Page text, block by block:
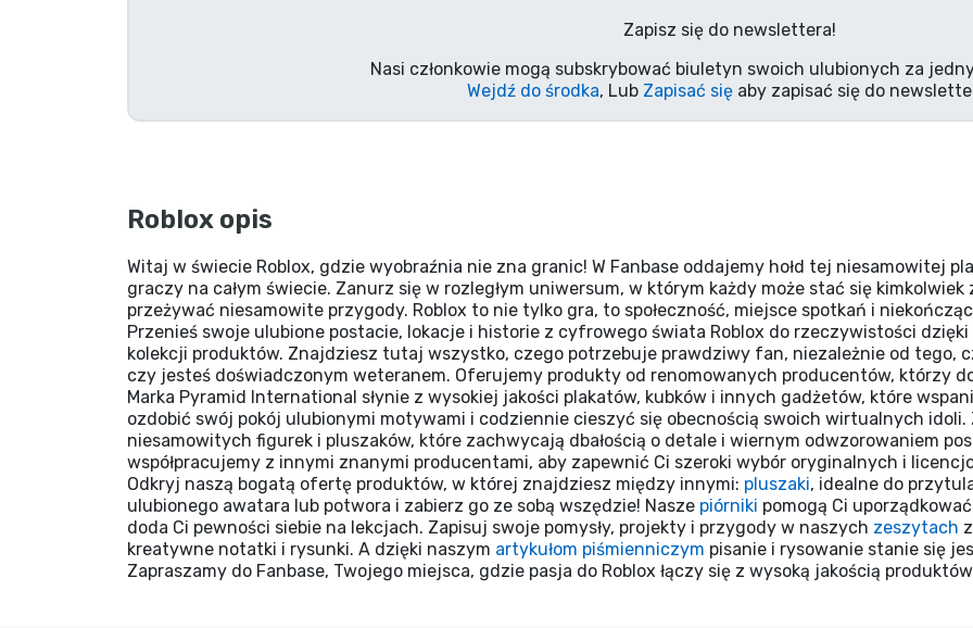
Zapisz się do newslettera!
Nasi członkowie mogą subskrybować biuletyn swoich ulubionych za
Wejdź do środka, Lub Zapisać się aby zapisać się do
Roblox opis
Witaj w świecie Roblox, gdzie wyobraźnia nie zna granic! W Fanbase oddajemy hołd tej niesamowitej
graczy na całym świecie. Zanurz się w rozległym uniwersum, w którym każdy może stać się
przeżywać niesamowite przygody. Roblox to nie tylko gra, to społeczność, miejsce spotkań i
Przenieś swoje ulubione postacie, lokacje i historie z cyfrowego świata Roblox do rzeczywistości
kolekcji produktów. Znajdziesz tutaj wszystko, czego potrzebuje prawdziwy fan, niezależnie od tego,
czy jesteś doświadczonym weteranem. Oferujemy produkty od renomowanych producentów, którzy
Marka Pyramid International słynie z wysokiej jakości plakatów, kubków i innych gadżetów, które
ozdobić swój pokój ulubionymi motywami i codziennie cieszyć się obecnością swoich wirtualnych
niesamowitych figurek i pluszaków, które zachwycają dbałością o detale i wiernym odwzorowaniem
współpracujemy z innymi znanymi producentami, aby zapewnić Ci szeroki wybór oryginalnych i
Odkryj naszą bogatą ofertę produktów, w której znajdziesz między innymi: pluszaki, idealne do
ulubionego awatara lub potwora i zabierz go ze sobą wszędzie! Nasze piórniki pomogą Ci
doda Ci pewności siebie na lekcjach. Zapisuj swoje pomysły, projekty i przygody w naszych zeszytach
kreatywne notatki i rysunki. A dzięki naszym artykułom piśmienniczym pisanie i rysowanie stanie się
Zapraszamy do Fanbase, Twojego miejsca, gdzie pasja do Roblox łączy się z wysoką jakością